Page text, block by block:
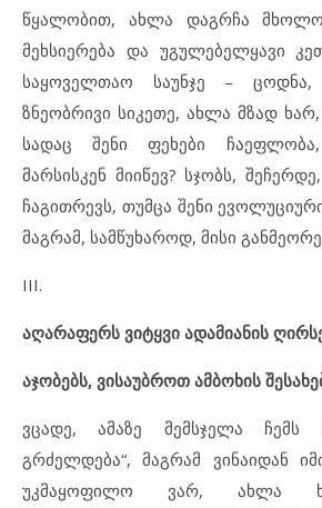
წყალობით, ახლა დაგრჩა
მეხსიერება და უგულებელყავი
საყოველთაო საუნჯე – ცოდნა,
ზნეობრივი სიკეთე, ახლა მზად
სადაც შენი ფეხები
მარსისკენ მიიწევ? სჯობს,
ჩაგითრევს, თუმცა შენი ევოლუციური
მაგრამ, სამწუხაროდ, მისი
III.
აღარაფერს ვიტყვი ადამიანის
აჯობებს, ვისაუბროთ ამბოხის
ვცადე, ამაზე მემსჯელა ჩემს
გრძელდება“, მაგრამ ვინაიდან
უკმაყოფილო ვარ, ახლა